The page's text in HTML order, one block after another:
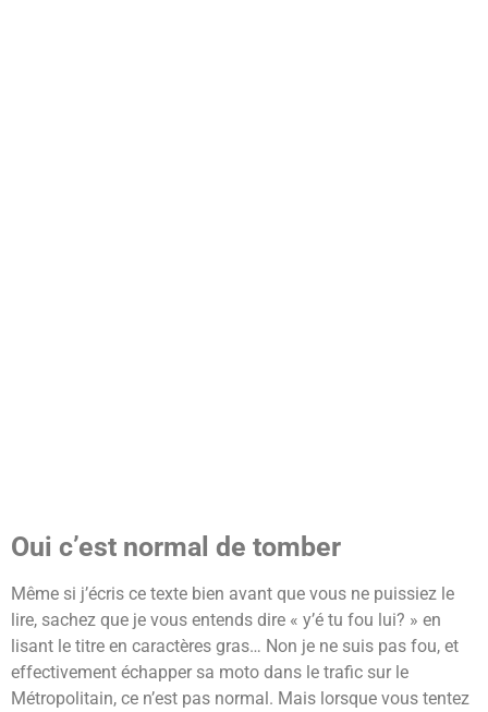
Oui c’est normal de tomber
Même si j’écris ce texte bien avant que vous ne puissiez le
lire, sachez que je vous entends dire « y’é tu fou lui? » en
lisant le titre en caractères gras… Non je ne suis pas fou, et
effectivement échapper sa moto dans le trafic sur le
Métropolitain, ce n’est pas normal. Mais lorsque vous tentez